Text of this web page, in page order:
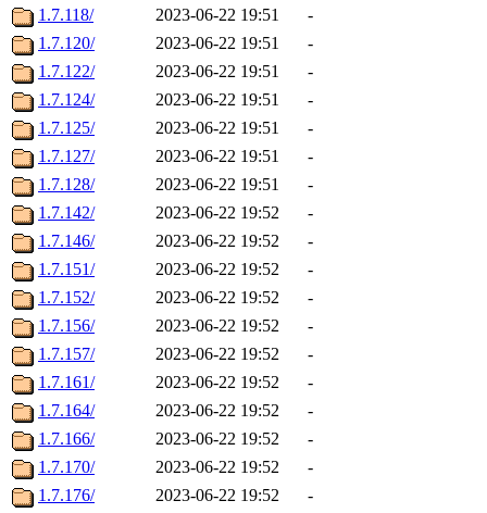
1.7.118/
2023-06-22 19:51
-
1.7.120/
2023-06-22 19:51
-
1.7.122/
2023-06-22 19:51
-
1.7.124/
2023-06-22 19:51
-
1.7.125/
2023-06-22 19:51
-
1.7.127/
2023-06-22 19:51
-
1.7.128/
2023-06-22 19:51
-
1.7.142/
2023-06-22 19:52
-
1.7.146/
2023-06-22 19:52
-
1.7.151/
2023-06-22 19:52
-
1.7.152/
2023-06-22 19:52
-
1.7.156/
2023-06-22 19:52
-
1.7.157/
2023-06-22 19:52
-
1.7.161/
2023-06-22 19:52
-
1.7.164/
2023-06-22 19:52
-
1.7.166/
2023-06-22 19:52
-
1.7.170/
2023-06-22 19:52
-
1.7.176/
2023-06-22 19:52
-